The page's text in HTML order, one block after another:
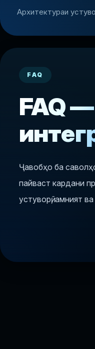
Архитектураи
FAQ
FAQ
Ҷавобҳо ба
пайваст кардани
устуворӣ, амният